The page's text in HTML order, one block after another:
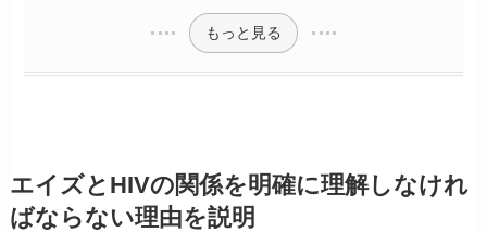
もっと見る
エイズとHIVの関係を明確に理解しなけれ
ばならない理由を説明